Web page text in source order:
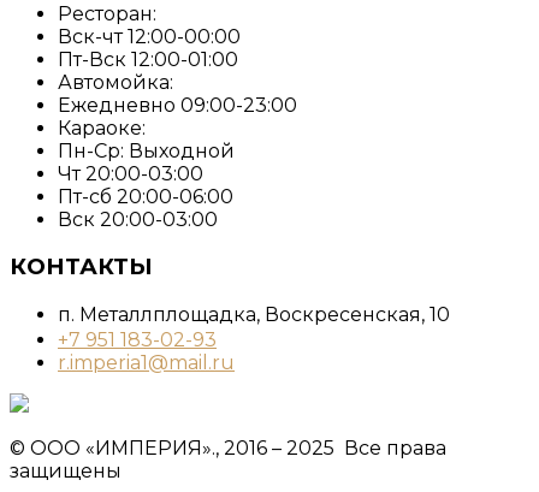
Ресторан:
Вск-чт 12:00-00:00
Пт-Вск 12:00-01:00
Автомойка:
Ежедневно 09:00-23:00
Караоке:
Пн-Ср: Выходной
Чт 20:00-03:00
Пт-сб 20:00-06:00
Вск 20:00-03:00
КОНТАКТЫ
п. Металлплощадка, ​Воскресенская, 10​
+7 951 183-02-93
r.imperia1@mail.ru
© ООО «ИМПЕРИЯ»., 2016 – 2025 Все права
защищены